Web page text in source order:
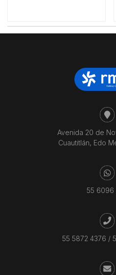
Avenida 20 de
Cuautitlán, Edo
55 6096
55 5872 4376 /